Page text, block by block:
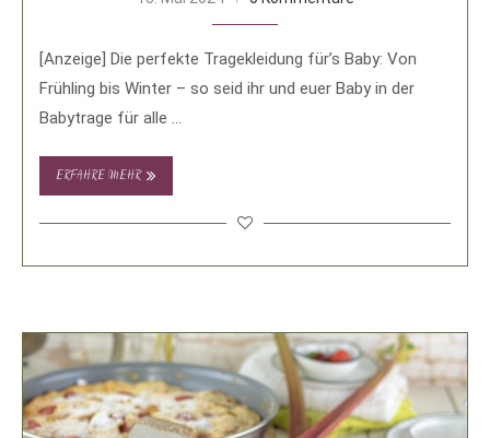
[Anzeige] Die perfekte Tragekleidung für’s Baby: Von
Frühling bis Winter – so seid ihr und euer Baby in der
Babytrage für alle …
ERFAHRE MEHR